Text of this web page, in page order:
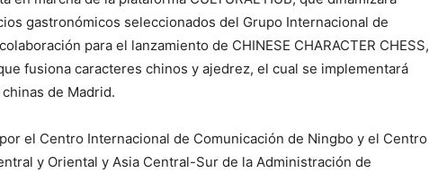
gastronómicos seleccionados del Grupo Internacional de
para el lanzamiento de CHINESE CHARACTER CHESS,
fusiona caracteres chinos y ajedrez, el cual se implementará
de Madrid.
el Centro Internacional de Comunicación de Ningbo y el Centro
y Oriental y Asia Central-Sur de la Administración de